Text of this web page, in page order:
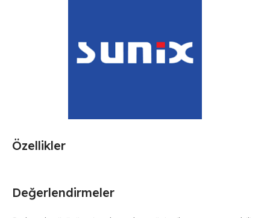
Özellikler
Değerlendirmeler